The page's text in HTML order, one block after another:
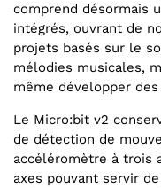
comprend désormais
intégrés, ouvrant de
projets basés sur le
mélodies musicales,
même développer
Le Micro:bit v2
de détection de
accéléromètre à trois
axes pouvant servir